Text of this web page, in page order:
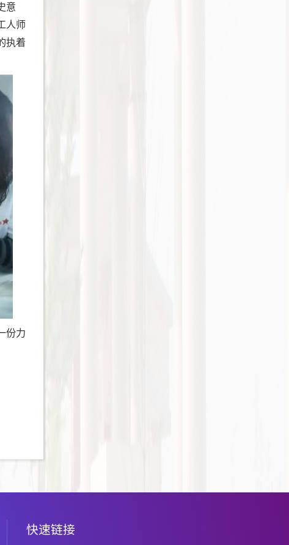
意
人师
执着
份力
快速链接